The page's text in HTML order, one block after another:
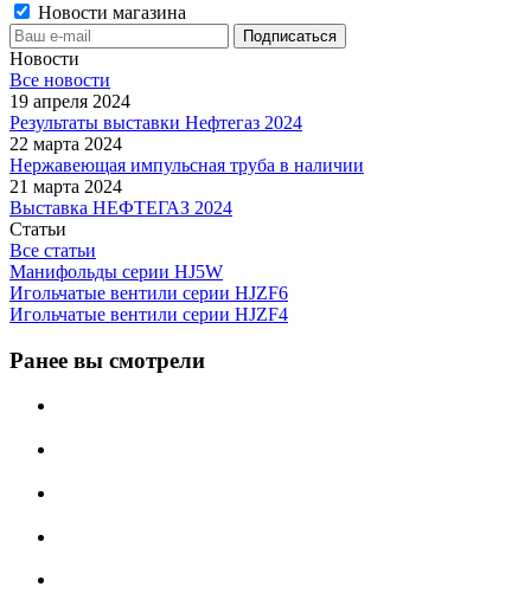
Новости магазина
Новости
Все новости
19 апреля 2024
Результаты выставки Нефтегаз 2024
22 марта 2024
Нержавеющая импульсная труба в наличии
21 марта 2024
Выставка НЕФТЕГАЗ 2024
Статьи
Все статьи
Манифольды серии HJ5W
Игольчатые вентили серии HJZF6
Игольчатые вентили серии HJZF4
Ранее вы смотрели